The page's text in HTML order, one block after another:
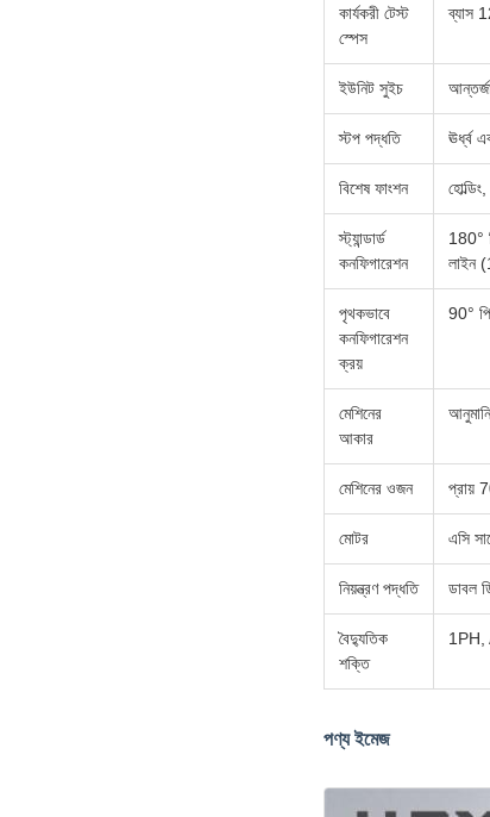
কার্যকরী টেস্ট
স্পেস
ব্যাস
ইউনিট সুইচ
স্টপ পদ্ধতি ঊর্ধ্ব
বিশেষ ফাংশন
স্ট্যান্ডার্ড
কনফিগারেশন
180°
লাইন
পৃথকভাবে
কনফিগারেশন
ক্রয়
90°
মেশিনের
আকার
মেশিনের ওজন প্রায়
মোটর এসি
নিয়ন্ত্রণ পদ্ধতি ডাবল
বৈদ্যুতিক
শক্তি
1PH,
পণ্য ইমেজ